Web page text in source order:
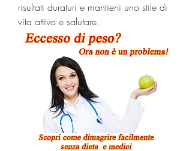
risultati duraturi e mantieni uno stile di
vita attivo e salutare.